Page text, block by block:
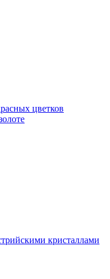
цветков
кристаллами